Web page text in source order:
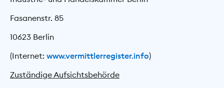
Fasanenstr. 85
10623 Berlin
(Internet: www.vermittlerregister.info)
Zuständige Aufsichtsbehörde